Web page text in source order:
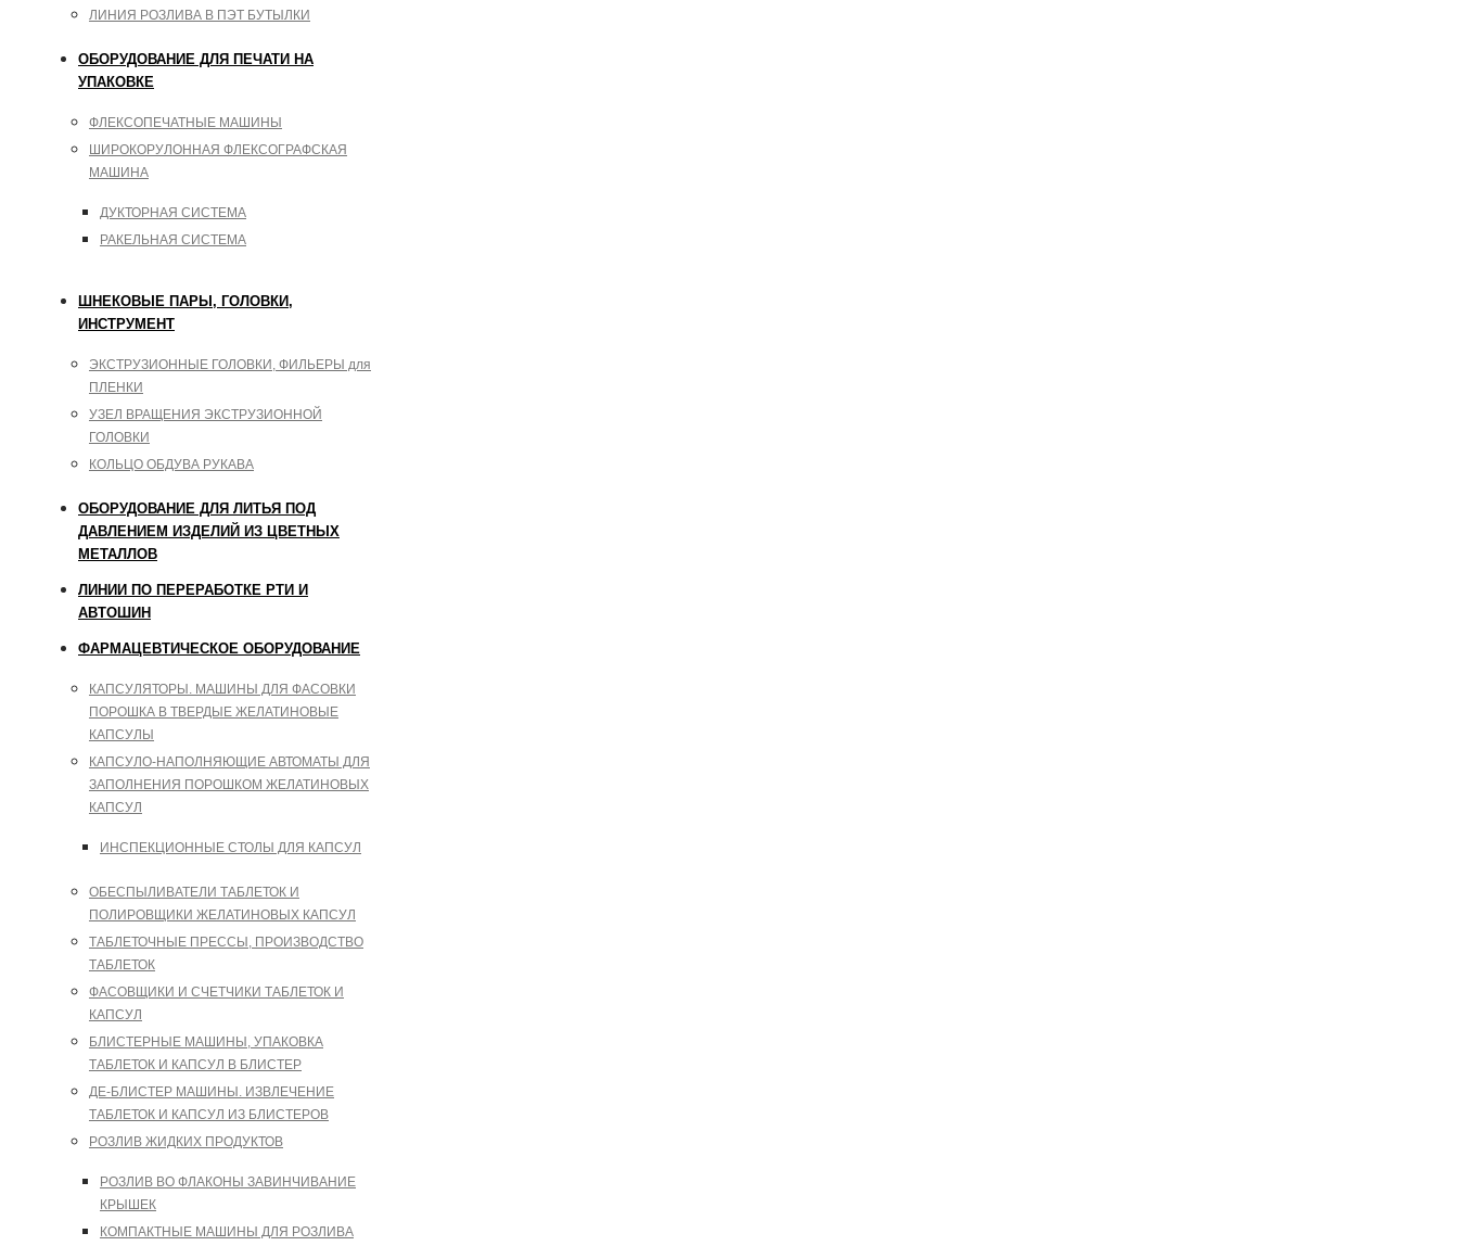
ЛИНИЯ РОЗЛИВА В ПЭТ БУТЫЛКИ
ОБОРУДОВАНИЕ ДЛЯ ПЕЧАТИ НА
УПАКОВКЕ
ФЛЕКСОПЕЧАТНЫЕ МАШИНЫ
ШИРОКОРУЛОННАЯ ФЛЕКСОГРАФСКАЯ
МАШИНА
ДУКТОРНАЯ СИСТЕМА
РАКЕЛЬНАЯ СИСТЕМА
ШНЕКОВЫЕ ПАРЫ, ГОЛОВКИ,
ИНСТРУМЕНТ
ЭКСТРУЗИОННЫЕ ГОЛОВКИ, ФИЛЬЕРЫ для
ПЛЕНКИ
УЗЕЛ ВРАЩЕНИЯ ЭКСТРУЗИОННОЙ
ГОЛОВКИ
КОЛЬЦО ОБДУВА РУКАВА
ОБОРУДОВАНИЕ ДЛЯ ЛИТЬЯ ПОД
ДАВЛЕНИЕМ ИЗДЕЛИЙ ИЗ ЦВЕТНЫХ
МЕТАЛЛОВ
ЛИНИИ ПО ПЕРЕРАБОТКЕ РТИ И
АВТОШИН
ФАРМАЦЕВТИЧЕСКОЕ ОБОРУДОВАНИЕ
КАПСУЛЯТОРЫ. МАШИНЫ ДЛЯ ФАСОВКИ
ПОРОШКА В ТВЕРДЫЕ ЖЕЛАТИНОВЫЕ
КАПСУЛЫ
КАПСУЛО-НАПОЛНЯЮЩИЕ АВТОМАТЫ ДЛЯ
ЗАПОЛНЕНИЯ ПОРОШКОМ ЖЕЛАТИНОВЫХ
КАПСУЛ
ИНСПЕКЦИОННЫЕ СТОЛЫ ДЛЯ КАПСУЛ
ОБЕСПЫЛИВАТЕЛИ ТАБЛЕТОК И
ПОЛИРОВЩИКИ ЖЕЛАТИНОВЫХ КАПСУЛ
ТАБЛЕТОЧНЫЕ ПРЕССЫ, ПРОИЗВОДСТВО
ТАБЛЕТОК
ФАСОВЩИКИ И СЧЕТЧИКИ ТАБЛЕТОК И
КАПСУЛ
БЛИСТЕРНЫЕ МАШИНЫ, УПАКОВКА
ТАБЛЕТОК И КАПСУЛ В БЛИСТЕР
ДЕ-БЛИСТЕР МАШИНЫ. ИЗВЛЕЧЕНИЕ
ТАБЛЕТОК И КАПСУЛ ИЗ БЛИСТЕРОВ
РОЗЛИВ ЖИДКИХ ПРОДУКТОВ
РОЗЛИВ ВО ФЛАКОНЫ ЗАВИНЧИВАНИЕ
КРЫШЕК
КОМПАКТНЫЕ МАШИНЫ ДЛЯ РОЗЛИВА